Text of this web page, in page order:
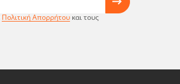
Πολιτική Απορρήτου και τους